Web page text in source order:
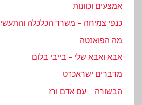
אמצעים וכוונות
כנפי צמיחה – משרד הכלכלה
מה הפואנטה
אבא ואבא שלי – בייבי בלום
מדברים ישראכרט
הבשורה – עם אדם ורז